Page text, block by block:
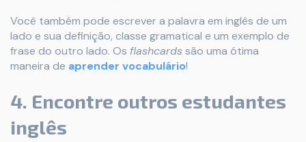
Você também pode escrever a palavra em inglês de um
lado e sua definição, classe gramatical e um exemplo de
frase do outro lado. Os flashcards são uma ótima
maneira de aprender vocabulário!
4. Encontre outros estudantes
inglês